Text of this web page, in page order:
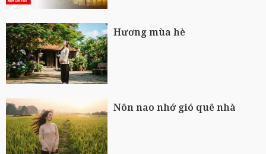
Hương mùa hè
Nôn nao nhớ gió quê nhà